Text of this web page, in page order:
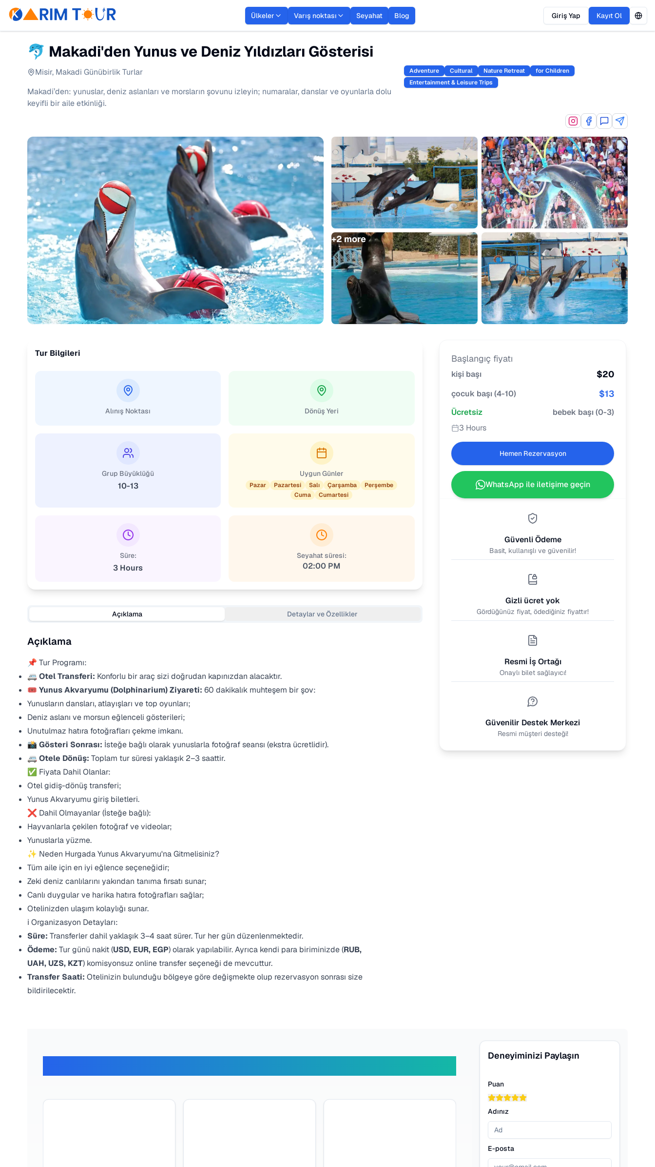
Ülkeler Varış noktası Seyahat Blog Giriş Yap Kayıt Ol
🐬 Makadi'den Yunus ve Deniz Yıldızları Gösterisi
Misir, Makadi Günübirlik Turlar
Makadi’den: yunuslar, deniz aslanları ve morsların şovunu izleyin; numaralar, danslar ve oyunlarla dolu
keyifli bir aile etkinliği.
Adventure Cultural Nature Retreat
for Children
Entertainment & Leisure Trips
+2more
Tur Bilgileri
Alınış Noktası Dönüş Yeri
Grup Büyüklüğü
10-13
Uygun Günler
Pazar Pazartesi Salı Çarşamba
Perşembe
Cuma
Cumartesi
Süre:
3 Hours
Seyahat süresi:
02:00 PM
Açıklama Detaylar ve Özellikler
Açıklama
📌 Tur Programı:
🚐Otel Transferi: Konforlu bir araç sizi doğrudan kapınızdan alacaktır.
🎟️ Yunus Akvaryumu (Dolphinarium) Ziyareti: 60 dakikalık muhteşem bir şov:
Yunusların dansları, atlayışları ve top oyunları;
Deniz aslanı ve morsun eğlenceli gösterileri;
Unutulmaz hatıra fotoğrafları çekme imkanı.
📸 Gösteri Sonrası: İsteğe bağlı olarak yunuslarla fotoğraf seansı (ekstra ücretlidir).
🚐Otele Dönüş: Toplam tur süresi yaklaşık 2–3 saattir.
✅ Fiyata Dahil Olanlar:
Otel gidiş-dönüş transferi;
Yunus Akvaryumu giriş biletleri.
❌ Dahil Olmayanlar (İsteğe bağlı):
Hayvanlarla çekilen fotoğraf ve videolar;
Yunuslarla yüzme.
✨ Neden Hurgada Yunus Akvaryumu'na Gitmelisiniz?
Tüm aile için en iyi eğlence seçeneğidir;
Zeki deniz canlılarını yakından tanıma fırsatı sunar;
Canlı duygular ve harika hatıra fotoğrafları sağlar;
Otelinizden ulaşım kolaylığı sunar.
ℹ️ Organizasyon Detayları:
Süre: Transferler dahil yaklaşık 3–4 saat sürer. Tur her gün düzenlenmektedir.
Ödeme: Tur günü nakit (USD, EUR, EGP) olarak yapılabilir. Ayrıca kendi para biriminizde (RUB,
UAH, UZS, KZT) komisyonsuz online transfer seçeneği de mevcuttur.
Transfer Saati: Otelinizin bulunduğu bölgeye göre değişmekte olup rezervasyon sonrası size
bildirilecektir.
Başlangıç fiyatı
kişi başı $20
çocuk başı (4-10) $13
Ücretsiz bebek başı(0-3)
3 Hours
Hemen Rezervasyon
WhatsApp ile iletişime geçin
Güvenli Ödeme
Basit, kullanışlı ve güvenilir!
Gizli ücret yok
Gördüğünüz fiyat, ödediğiniz fiyattır!
Resmi İş Ortağı
Onaylı bilet sağlayıcı!
Güvenilir Destek Merkezi
Resmi müşteri desteği!
Deneyiminizi Paylaşın
Puan
Adınız
E-posta